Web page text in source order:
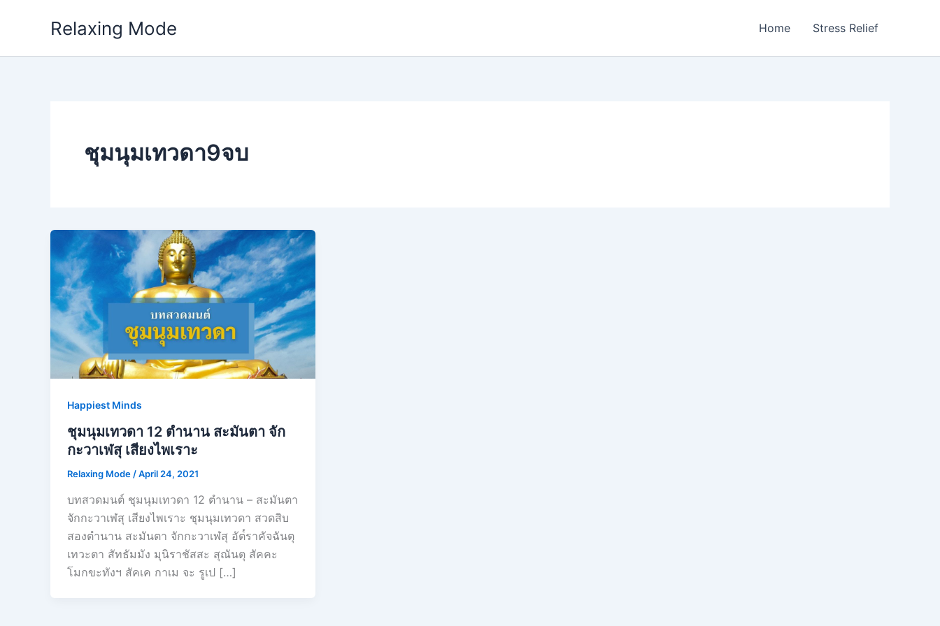
Relaxing Mode Home Stress Relief
ชุมนุมเทวดา9จบ
Happiest Minds
ชุมนุมเทวดา 12 ตำนาน สะมันตา จัก
กะวาเฬสุ เสียงไพเราะ
Relaxing Mode /April 24, 2021
บทสวดมนต์ ชุมนุมเทวดา 12 ตำนาน – สะมันตา
จักกะวาเฬสุ เสียงไพเราะ ชุมนุมเทวดา สวดสิบ
สองตำนาน สะมันตา จักกะวาเฬสุ อัต๎ราคัจฉันตุ
เทวะตา สัทธัมมัง มุนิราชัสสะ สุณันตุ สัคคะ
โมกขะทังฯ สัคเค กาเม จะ รูเป […]